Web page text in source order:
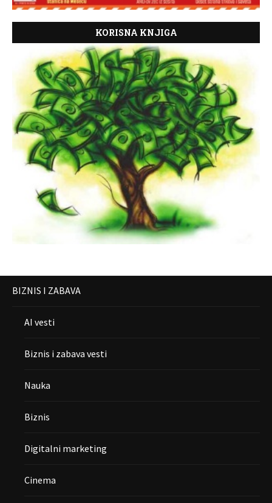
KORISNA KNJIGA
BIZNIS I ZABAVA
AI vesti
Biznis i zabava vesti
Nauka
Biznis
Digitalni marketing
Cinema